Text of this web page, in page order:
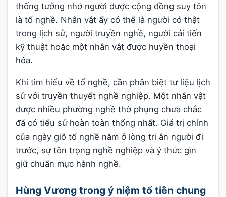
thống tưởng nhớ người được cộng đồng suy tôn
là tổ nghề. Nhân vật ấy có thể là người có thật
trong lịch sử, người truyền nghề, người cải tiến
kỹ thuật hoặc một nhân vật được huyền thoại
hóa.
Khi tìm hiểu về tổ nghề, cần phân biệt tư liệu lịch
sử với truyền thuyết nghề nghiệp. Một nhân vật
được nhiều phường nghề thờ phụng chưa chắc
đã có tiểu sử hoàn toàn thống nhất. Giá trị chính
của ngày giỗ tổ nghề nằm ở lòng tri ân người đi
trước, sự tôn trọng nghề nghiệp và ý thức gìn
giữ chuẩn mực hành nghề.
Hùng Vương trong ý niệm tổ tiên chung